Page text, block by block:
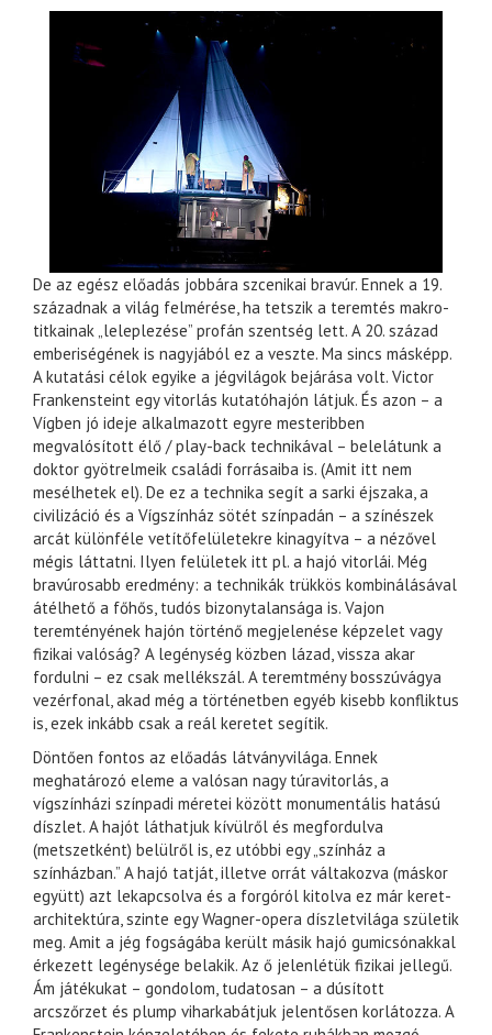
De az egész előadás jobbára szcenikai bravúr. Ennek a 19.
századnak a világ felmérése, ha tetszik a teremtés makro-
titkainak „leleplezése” profán szentség lett. A 20. század
emberiségének is nagyjából ez a veszte. Ma sincs másképp.
A kutatási célok egyike a jégvilágok bejárása volt. Victor
Frankensteint egy vitorlás kutatóhajón látjuk. És azon – a
Vígben jó ideje alkalmazott egyre mesteribben
megvalósított élő / play-back technikával – belelátunk a
doktor gyötrelmeik családi forrásaiba is. (Amit itt nem
mesélhetek el). De ez a technika segít a sarki éjszaka, a
civilizáció és a Vígszínház sötét színpadán – a színészek
arcát különféle vetítőfelületekre kinagyítva – a nézővel
mégis láttatni. Ilyen felületek itt pl. a hajó vitorlái. Még
bravúrosabb eredmény: a technikák trükkös kombinálásával
átélhető a főhős, tudós bizonytalansága is. Vajon
teremtényének hajón történő megjelenése képzelet vagy
fizikai valóság? A legénység közben lázad, vissza akar
fordulni – ez csak mellékszál. A teremtmény bosszúvágya
vezérfonal, akad még a történetben egyéb kisebb konfliktus
is, ezek inkább csak a reál keretet segítik.
Döntően fontos az előadás látványvilága. Ennek
meghatározó eleme a valósan nagy túravitorlás, a
vígszínházi színpadi méretei között monumentális hatású
díszlet. A hajót láthatjuk kívülről és megfordulva
(metszetként) belülről is, ez utóbbi egy „színház a
színházban.” A hajó tatját, illetve orrát váltakozva (máskor
együtt) azt lekapcsolva és a forgóról kitolva ez már keret-
architektúra, szinte egy Wagner-opera díszletvilága születik
meg. Amit a jég fogságába került másik hajó gumicsónakkal
érkezett legénysége belakik. Az ő jelenlétük fizikai jellegű.
Ám játékukat – gondolom, tudatosan – a dúsított
arcszőrzet és plump viharkabátjuk jelentősen korlátozza. A